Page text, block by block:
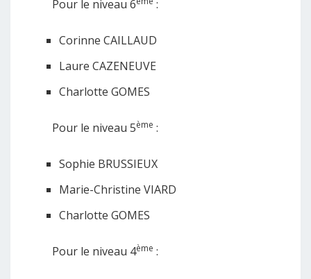
Pour le niveau 6 :
Corinne CAILLAUD
Laure CAZENEUVE
Charlotte GOMES
Pour le niveau 5ème :
Sophie BRUSSIEUX
Marie-Christine VIARD
Charlotte GOMES
Pour le niveau 4ème :